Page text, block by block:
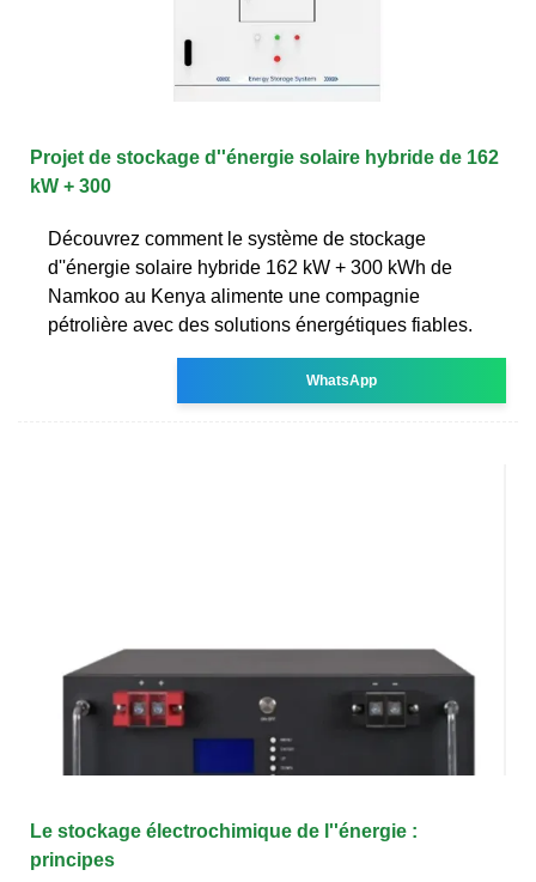
Projet de stockage d''énergie solaire hybride de 162
kW + 300
Découvrez comment le système de stockage
d''énergie solaire hybride 162 kW + 300 kWh de
Namkoo au Kenya alimente une compagnie
pétrolière avec des solutions énergétiques fiables.
WhatsApp
Le stockage électrochimique de l''énergie :
principes